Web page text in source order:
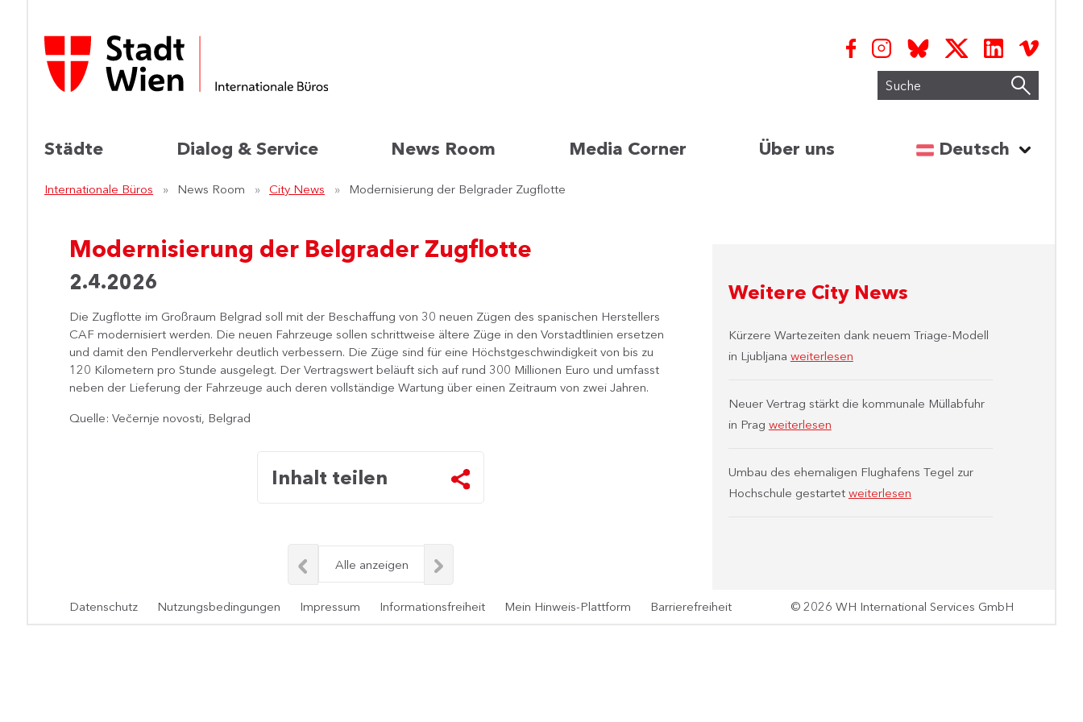
Suche
Städte Dialog & Service News Room Media Corner Über uns Sprache
Deutsch
Internationale Büros News Room City News Modernisierung der Belgrader Zugflotte
Modernisierung der Belgrader Zugflotte
2.4.2026
Die Zugflotte im Großraum Belgrad soll mit der Beschaffung von 30 neuen Zügen des spanischen Herstellers
CAF modernisiert werden. Die neuen Fahrzeuge sollen schrittweise ältere Züge in den Vorstadtlinien ersetzen
und damit den Pendlerverkehr deutlich verbessern. Die Züge sind für eine Höchstgeschwindigkeit von bis zu
120 Kilometern pro Stunde ausgelegt. Der Vertragswert beläuft sich auf rund 300 Millionen Euro und umfasst
neben der Lieferung der Fahrzeuge auch deren vollständige Wartung über einen Zeitraum von zwei Jahren.
Quelle: Večernje novosti, Belgrad
Inhalt teilen
Alle anzeigen
Weitere City News
Kürzere Wartezeiten dank neuem Triage-Modell
in Ljubljana weiterlesen
Neuer Vertrag stärkt die kommunale Müllabfuhr
in Prag weiterlesen
Umbau des ehemaligen Flughafens Tegel zur
Hochschule gestartet weiterlesen
Datenschutz Nutzungsbedingungen Impressum Informationsfreiheit Mein Hinweis-Plattform Barrierefreiheit © 2026 WH International Services GmbH